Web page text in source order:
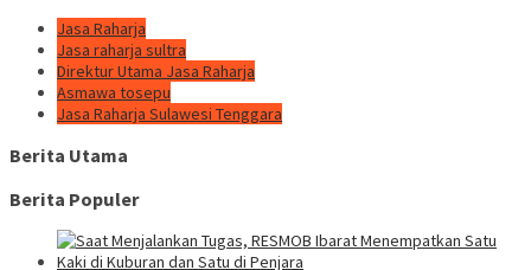
Jasa Raharja
Jasa raharja sultra
Direktur Utama Jasa Raharja
Asmawa tosepu
Jasa Raharja Sulawesi Tenggara
Berita Utama
Berita Populer